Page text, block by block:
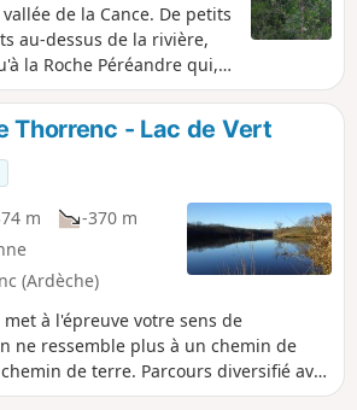
de la Cance. De petits
au-dessus de la rivière,
la Roche Péréandre qui,
si vous ne la
âme d'aventurier vous
tunnel ferroviaire et
sans hésitation
Thorrenc - Lac de Vert
m
-370 m
(Ardèche)
à l'épreuve votre sens de
ne ressemble plus à un chemin de
de terre. Parcours diversifié avec
sommets ardéchois et ligériens (Loire